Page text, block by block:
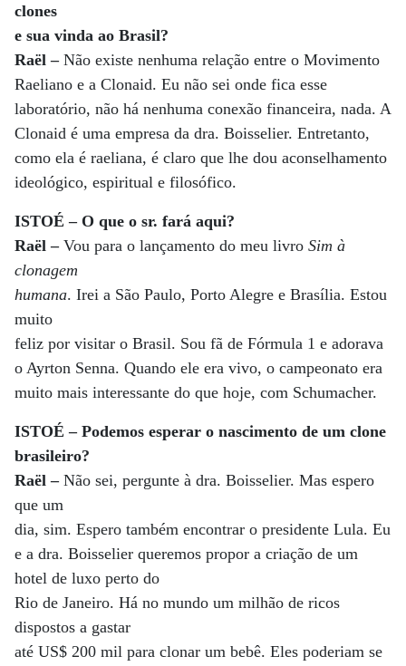
clones
e sua vinda ao Brasil?
Raël –Não existe nenhuma relação entre o Movimento
Raeliano e a Clonaid. Eu não sei onde fica esse
laboratório, não há nenhuma conexão financeira, nada. A
Clonaid é uma empresa da dra. Boisselier. Entretanto,
como ela é raeliana, é claro que lhe dou aconselhamento
ideológico, espiritual e filosófico.
ISTOÉ – O que o sr. fará aqui?
Raël –Vou para o lançamento do meu livro Sim à
clonagem
humana. Irei a São Paulo, Porto Alegre e Brasília. Estou
muito
feliz por visitar o Brasil. Sou fã de Fórmula 1 e adorava
o Ayrton Senna. Quando ele era vivo, o campeonato era
muito mais interessante do que hoje, com Schumacher.
ISTOÉ – Podemos esperar o nascimento de um clone
brasileiro?
Raël – Não sei, pergunte à dra. Boisselier. Mas espero
que um
dia, sim. Espero também encontrar o presidente Lula. Eu
e a dra. Boisselier queremos propor a criação de um
hotel de luxo perto do
Rio de Janeiro. Há no mundo um milhão de ricos
dispostos a gastar
até US$ 200 mil para clonar um bebê. Eles poderiam se